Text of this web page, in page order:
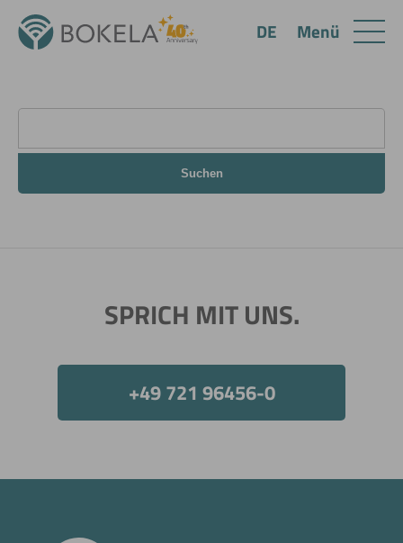
Suchen
SPRICH MIT UNS.
+49 721 96456-0
Menü
DE